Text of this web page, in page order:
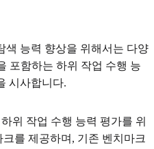
색 능력 향상을 위해서는 다양
포함하는 하위 작업 수행 능
시사합니다.
위 작업 수행 능력 평가를 위
를 제공하며, 기존 벤치마크